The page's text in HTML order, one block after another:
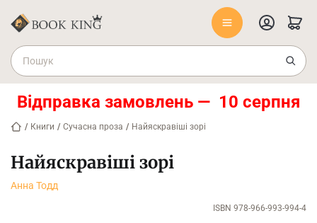
Відправка замовлень — 10 серпня
/ Книги / Сучасна проза / Найяскравіші зорі
Найяскравіші зорі
Анна Тодд
ISBN 978-966-993-994-4